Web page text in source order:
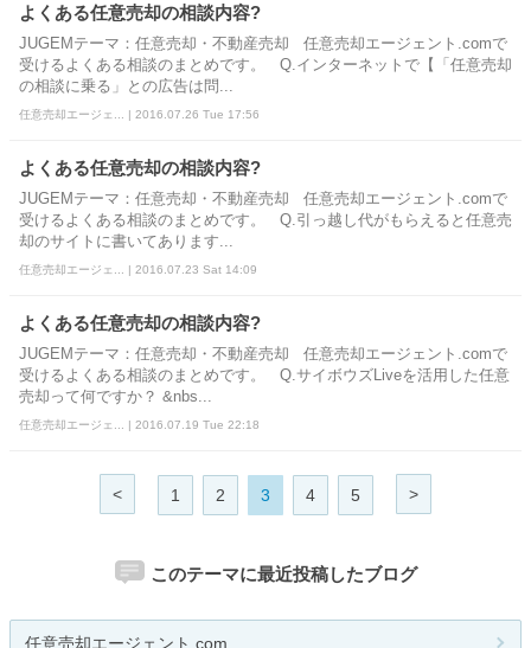
よくある任意売却の相談内容?
JUGEMテーマ：任意売却・不動産売却 任意売却エージェント.comで
受けるよくある相談のまとめです。 Q.インターネットで【「任意売却
の相談に乗る」との広告は問...
任意売却エージェ... | 2016.07.26 Tue 17:56
よくある任意売却の相談内容?
JUGEMテーマ：任意売却・不動産売却 任意売却エージェント.comで
受けるよくある相談のまとめです。 Q.引っ越し代がもらえると任意売
却のサイトに書いてあります...
任意売却エージェ... | 2016.07.23 Sat 14:09
よくある任意売却の相談内容?
JUGEMテーマ：任意売却・不動産売却 任意売却エージェント.comで
受けるよくある相談のまとめです。 Q.サイボウズLiveを活用した任意
売却って何ですか？ &nbs...
任意売却エージェ... | 2016.07.19 Tue 22:18
< 1 2 3 4 5 >
このテーマに最近投稿したブログ
任意売却エージェント.com